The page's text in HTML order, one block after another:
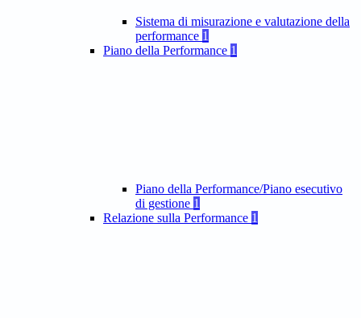
Sistema di misurazione e valutazione della
performance 1
Piano della Performance 1
Piano della Performance/Piano esecutivo
di gestione 1
Relazione sulla Performance 1